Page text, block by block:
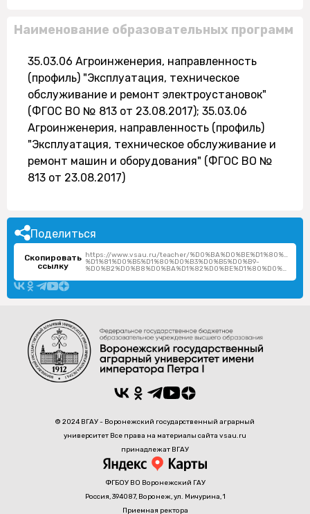
Наименование образовательных программ
35.03.06 Агроинженерия, направленность
(профиль) "Эксплуатация, техническое
обслуживание и ремонт электроустановок"
(ФГОС ВО № 813 от 23.08.2017); 35.03.06
Агроинженерия, направленность (профиль)
"Эксплуатация, техническое обслуживание и
ремонт машин и оборудования" (ФГОС ВО №
813 от 23.08.2017)
Поделиться
Скопировать
ссылку
https://www.vsau.ru/teacher/
%D1%81%D0%B5%D1%80%D0%B3%D0%B5%D0%B9-
%D0%B2%D0%B8%D0%BA%D1%82%D0%BE%D1%80%D0%BE%D0%B2%D0%B8%D1%87/
© 2024 ВГАУ - Воронежский государственный аграрный
университет Все права на материалы сайта vsau.ru
принадлежат ВГАУ
ФГБОУ ВО Воронежский ГАУ
Россия, 394087, Воронеж, ул. Мичурина, 1
Приемная ректора